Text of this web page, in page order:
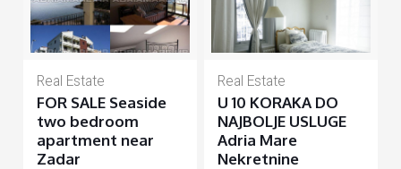
Real Estate
FOR SALE Seaside
two bedroom
apartment near
Zadar
Real Estate
U 10 KORAKA DO
NAJBOLJE USLUGE
Adria Mare
Nekretnine